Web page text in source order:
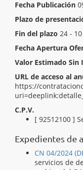
Fecha Publicación
Plazo de
Inicio del plazo 17 -
Fin del plazo 24 -
Fecha Apertura
Valor Estimado Sin
URL de acceso al
https://
C.P.V.
[ 92512100 ]
Expedientes de
CN 04/2024
servicios de